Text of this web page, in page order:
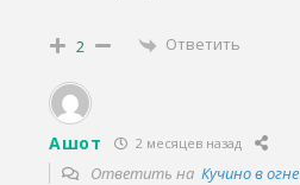
2 Ответить
Ашот 2 месяцев назад
Ответить на Кучино в огне